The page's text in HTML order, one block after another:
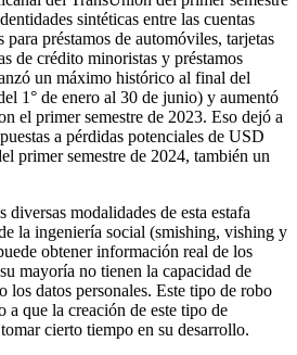
sintéticas entre las cuentas
para préstamos de automóviles, tarjetas
de crédito minoristas y préstamos
un máximo histórico al final del
1° de enero al 30 de junio) y aumentó
el primer semestre de 2023. Eso dejó a
a pérdidas potenciales de USD
primer semestre de 2024, también un
modalidades de esta estafa
la ingeniería social (smishing, vishing y
obtener información real de los
mayoría no tienen la capacidad de
los datos personales. Este tipo de robo
a que la creación de este tipo de
cierto tiempo en su desarrollo.